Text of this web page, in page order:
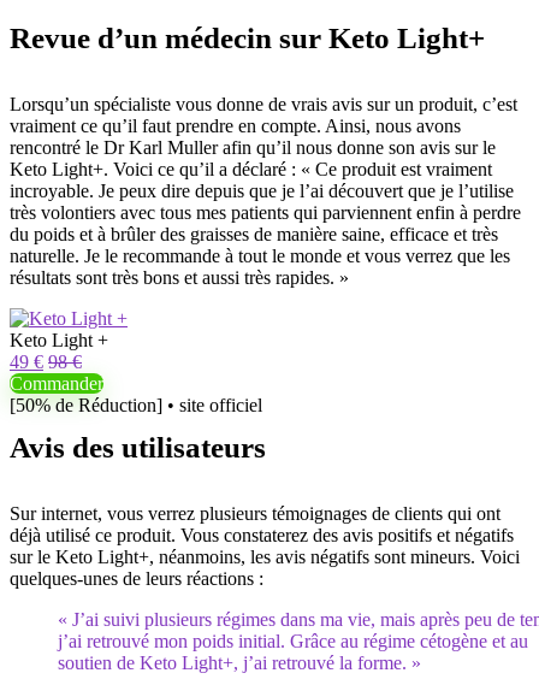
Revue d’un médecin sur Keto Light+
Lorsqu’un spécialiste vous donne de vrais avis sur un produit, c’est
vraiment ce qu’il faut prendre en compte. Ainsi, nous avons
rencontré le Dr Karl Muller afin qu’il nous donne son avis sur le
Keto Light+. Voici ce qu’il a déclaré : « Ce produit est vraiment
incroyable. Je peux dire depuis que je l’ai découvert que je l’utilise
très volontiers avec tous mes patients qui parviennent enfin à perdre
du poids et à brûler des graisses de manière saine, efficace et très
naturelle. Je le recommande à tout le monde et vous verrez que les
résultats sont très bons et aussi très rapides. »
Keto Light +
49 € 98 €
Commander
[50% de Réduction] • site officiel
Avis des utilisateurs
Sur internet, vous verrez plusieurs témoignages de clients qui ont
déjà utilisé ce produit. Vous constaterez des avis positifs et négatifs
sur le Keto Light+, néanmoins, les avis négatifs sont mineurs. Voici
quelques-unes de leurs réactions :
« J’ai suivi plusieurs régimes dans ma vie, mais après peu de
j’ai retrouvé mon poids initial. Grâce au régime cétogène et au
soutien de Keto Light+, j’ai retrouvé la forme. »